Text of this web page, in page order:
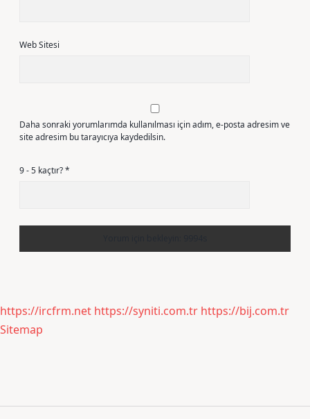
Web Sitesi
Daha sonraki yorumlarımda kullanılması için adım, e-posta adresim ve
site adresim bu tarayıcıya kaydedilsin.
9 - 5 kaçtır?*
https://ircfrm.net https://syniti.com.tr https://bij.com.tr
Sitemap